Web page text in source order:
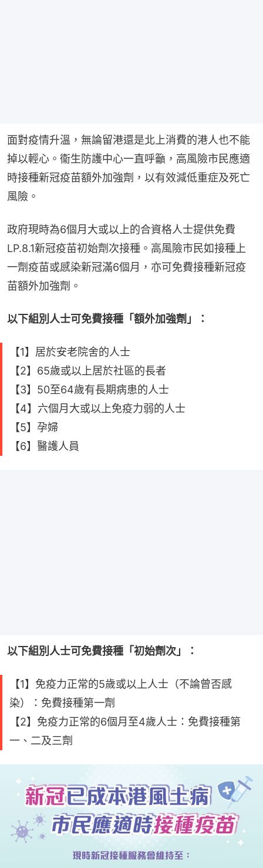
面對疫情升溫，無論留港還是北上消費的港人也不能
掉以輕心。衞生防護中心一直呼籲，高風險市民應適
時接種新冠疫苗額外加強劑，以有效減低重症及死亡
風險。
政府現時為6個月大或以上的合資格人士提供免費
LP.8.1新冠疫苗初始劑次接種。高風險市民如接種上
一劑疫苗或感染新冠滿6個月，亦可免費接種新冠疫
苗額外加強劑。
以下組別人士可免費接種「額外加強劑」：
【1】居於安老院舍的人士
【2】65歲或以上居於社區的長者
【3】50至64歲有長期病患的人士
【4】六個月大或以上免疫力弱的人士
【5】孕婦
【6】醫護人員
以下組別人士可免費接種「初始劑次」：
【1】免疫力正常的5歲或以上人士（不論曾否感
染）：免費接種第一劑
【2】免疫力正常的6個月至4歲人士：免費接種第
一、二及三劑